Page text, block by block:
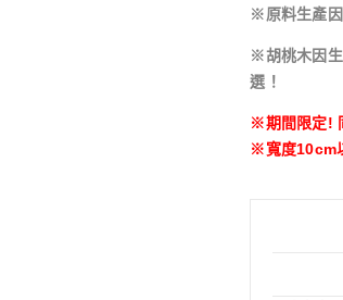
※原料生產因
※胡桃木因生
選！
※期間限定!
※寬度10cm